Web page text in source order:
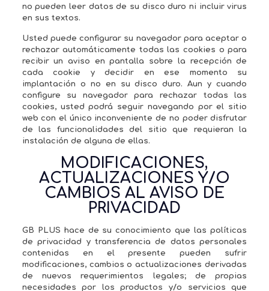
no pueden leer datos de su disco duro ni incluir virus
en sus textos.
Usted puede configurar su navegador para aceptar o
rechazar automáticamente todas las cookies o para
recibir un aviso en pantalla sobre la recepción de
cada cookie y decidir en ese momento su
implantación o no en su disco duro. Aun y cuando
configure su navegador para rechazar todas las
cookies, usted podrá seguir navegando por el sitio
web con el único inconveniente de no poder disfrutar
de las funcionalidades del sitio que requieran la
instalación de alguna de ellas.
MODIFICACIONES,
ACTUALIZACIONES Y/O
CAMBIOS AL AVISO DE
PRIVACIDAD
GB PLUS hace de su conocimiento que las políticas
de privacidad y transferencia de datos personales
contenidas en el presente pueden sufrir
modificaciones, cambios o actualizaciones derivadas
de nuevos requerimientos legales; de propias
necesidades por los productos y/o servicios que